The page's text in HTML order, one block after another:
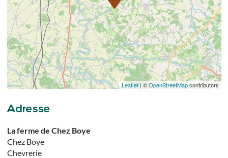
Leaflet| ©OpenStreetMapcontributors
Adresse
La ferme de Chez Boye
Chez Boye
Chevrerie